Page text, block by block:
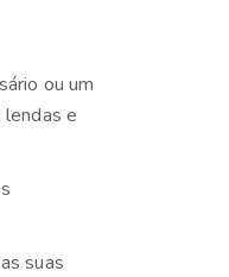
ou um
e
suas